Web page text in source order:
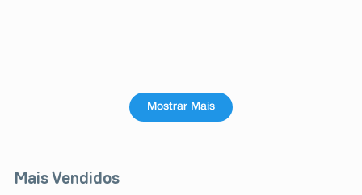
Mostrar Mais
Mais Vendidos